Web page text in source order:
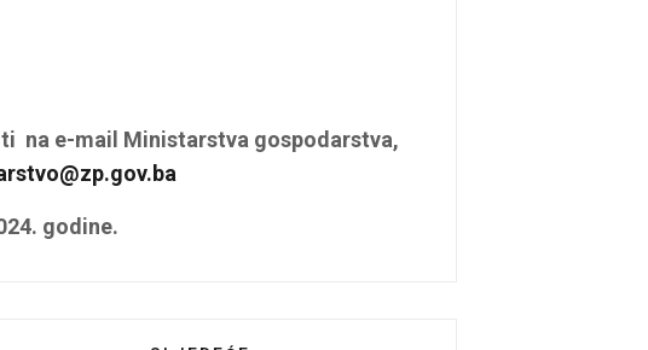
na e-mail Ministarstva gospodarstva,
godine.